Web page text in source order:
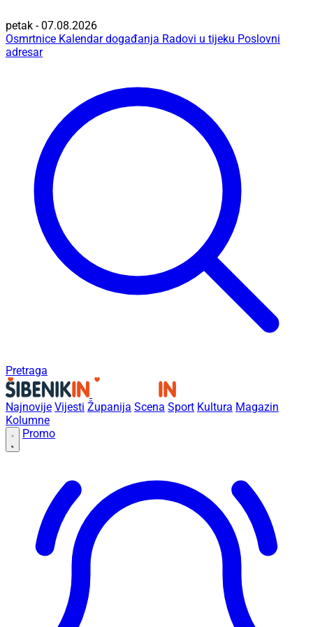
petak - 07.08.2026
Osmrtnice Kalendar događanja Radovi u tijeku Poslovni
adresar
Pretraga
Najnovije Vijesti Županija Scena Sport Kultura Magazin
Kolumne
Promo